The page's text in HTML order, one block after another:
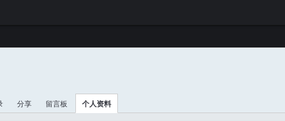
分享 留言板 个人资料